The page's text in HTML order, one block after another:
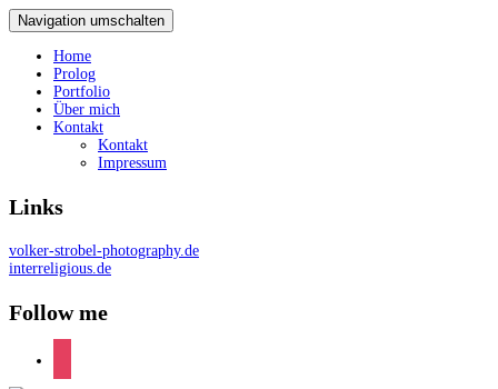
Navigation umschalten
Home
Prolog
Portfolio
Über mich
Kontakt
Kontakt
Impressum
Links
volker-strobel-photography.de
interreligious.de
Follow me